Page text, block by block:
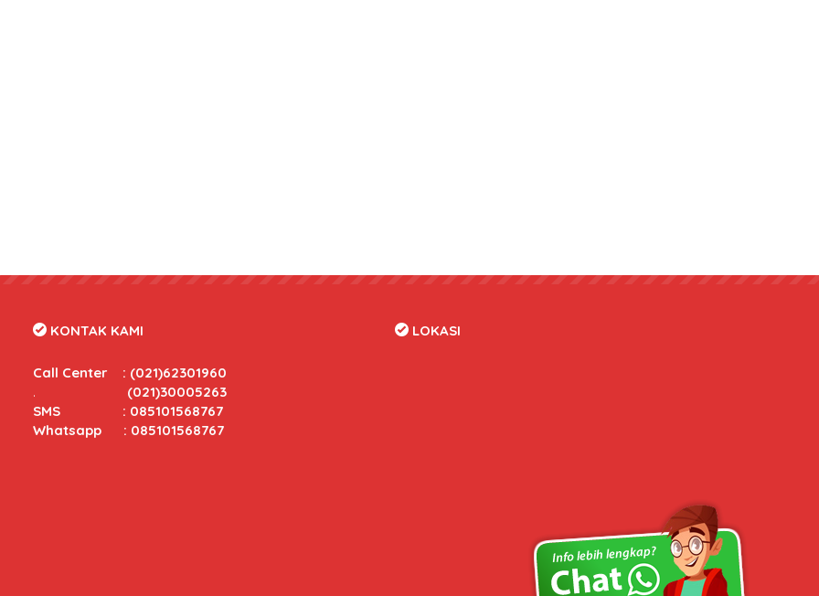
Call Center : (021)62301960
SMS : 085101568767
Whatsapp : 085101568767
Copyright © 2020 bateraidanadaptor.com - All rights reserved.